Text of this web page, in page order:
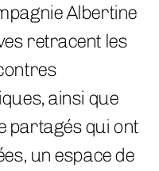
Albertine
retracent les
ainsi que
partagés qui ont
un espace de